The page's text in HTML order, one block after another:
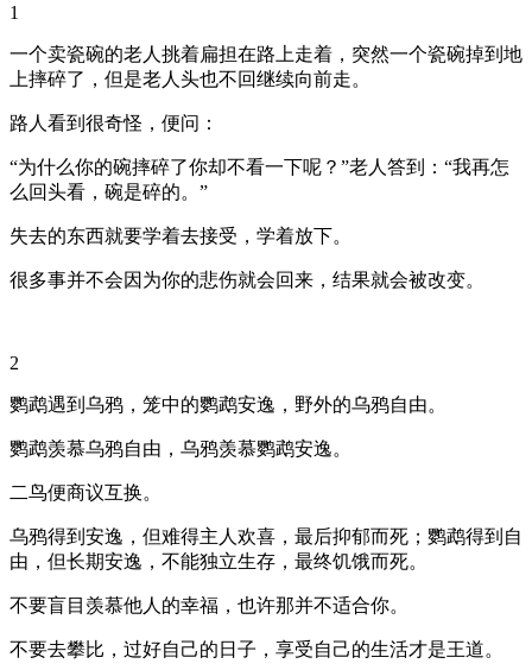
1
一个卖瓷碗的老人挑着扁担在路上走着，突然一个瓷碗掉到地
上摔碎了，但是老人头也不回继续向前走。
路人看到很奇怪，便问：
“为什么你的碗摔碎了你却不看一下呢？”老人答到：“我再怎
么回头看，碗是碎的。”
失去的东西就要学着去接受，学着放下。
很多事并不会因为你的悲伤就会回来，结果就会被改变。
2
鹦鹉遇到乌鸦，笼中的鹦鹉安逸，野外的乌鸦自由。
鹦鹉羡慕乌鸦自由，乌鸦羡慕鹦鹉安逸。
二鸟便商议互换。
乌鸦得到安逸，但难得主人欢喜，最后抑郁而死；鹦鹉得到自
由，但长期安逸，不能独立生存，最终饥饿而死。
不要盲目羡慕他人的幸福，也许那并不适合你。
不要去攀比，过好自己的日子，享受自己的生活才是王道。